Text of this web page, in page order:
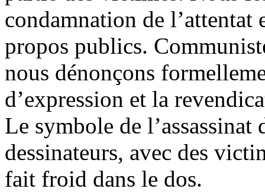
condamnation de l’attentat
propos publics.
nous dénonçons
d’expression et la
Le symbole de l’assassinat
dessinateurs, avec des
fait froid dans le dos.